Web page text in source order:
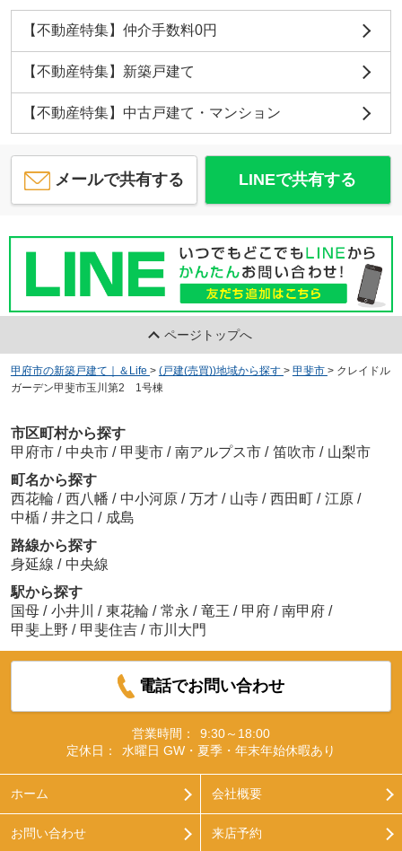
【不動産特集】仲介手数料0円
【不動産特集】新築戸建て
【不動産特集】中古戸建て・マンション
メールで共有する LINEで共有する
ページトップへ
甲府市の新築戸建て｜＆Life > (戸建(売買))地域から探す > 甲斐市 > クレイドル
ガーデン甲斐市玉川第2 1号棟
市区町村から探す
甲府市 / 中央市 / 甲斐市 / 南アルプス市 / 笛吹市 / 山梨市
町名から探す
西花輪 / 西八幡 / 中小河原 / 万才 / 山寺 / 西田町 / 江原 /
中楯 / 井之口 / 成島
路線から探す
身延線 / 中央線
駅から探す
国母 / 小井川 / 東花輪 / 常永 / 竜王 / 甲府 / 南甲府 /
甲斐上野 / 甲斐住吉 / 市川大門
電話でお問い合わせ
営業時間：
9:30～18:00
定休日：
水曜日 GW・夏季・年末年始休暇あり
ホーム 会社概要
お問い合わせ 来店予約